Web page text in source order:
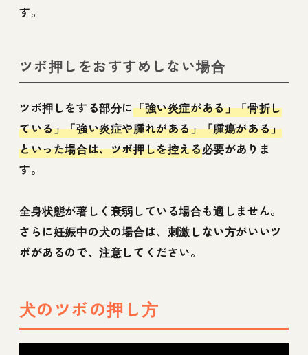
す。
ツボ押しをおすすめしない場合
ツボ押しをする部分に「強い炎症がある」「骨折し
ている」「強い炎症や腫れがある」「腫瘍がある」
といった場合は、ツボ押しを控える必要がありま
す。
全身状態が著しく衰弱している場合も適しません。
さらに妊娠中の犬の場合は、刺激しない方がいいツ
ボがあるので、注意してください。
犬のツボの押し方